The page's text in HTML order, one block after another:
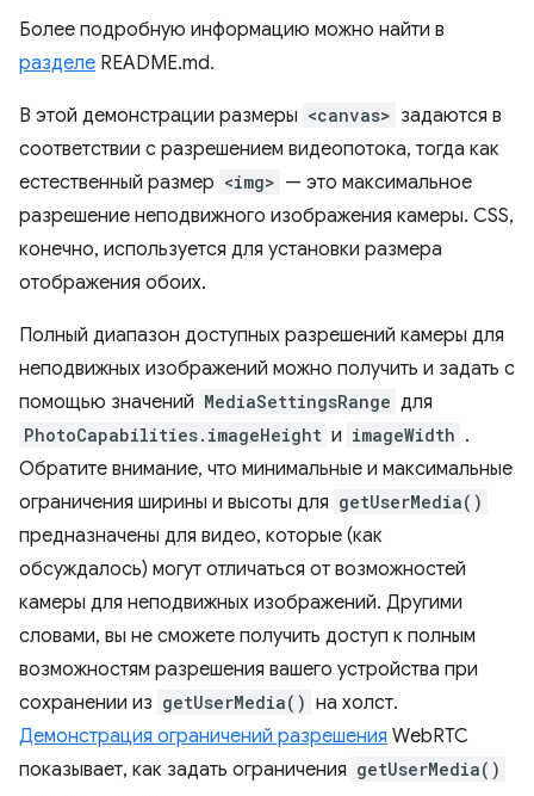
Более подробную информацию можно найти в
разделе README.md.
В этой демонстрации размеры <canvas> задаются в
соответствии с разрешением видеопотока, тогда как
естественный размер <img> — это максимальное
разрешение неподвижного изображения камеры. CSS,
конечно, используется для установки размера
отображения обоих.
Полный диапазон доступных разрешений камеры для
неподвижных изображений можно получить и задать с
помощью значений MediaSettingsRange для
PhotoCapabilities.imageHeight и imageWidth .
Обратите внимание, что минимальные и максимальные
ограничения ширины и высоты для getUserMedia()
предназначены для видео, которые (как
обсуждалось) могут отличаться от возможностей
камеры для неподвижных изображений. Другими
словами, вы не сможете получить доступ к полным
возможностям разрешения вашего устройства при
сохранении из getUserMedia() на холст.
Демонстрация ограничений разрешения WebRTC
показывает, как задать ограничения getUserMedia()